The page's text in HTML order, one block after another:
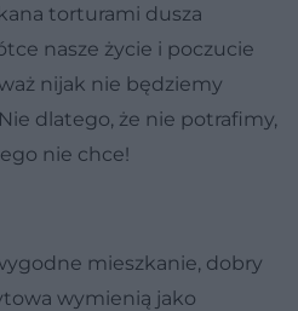
torturami dusza
nasze życie i poczucie
nijak nie będziemy
dlatego, że nie potrafimy,
nie chce!
mieszkanie, dobry
wymienią jako